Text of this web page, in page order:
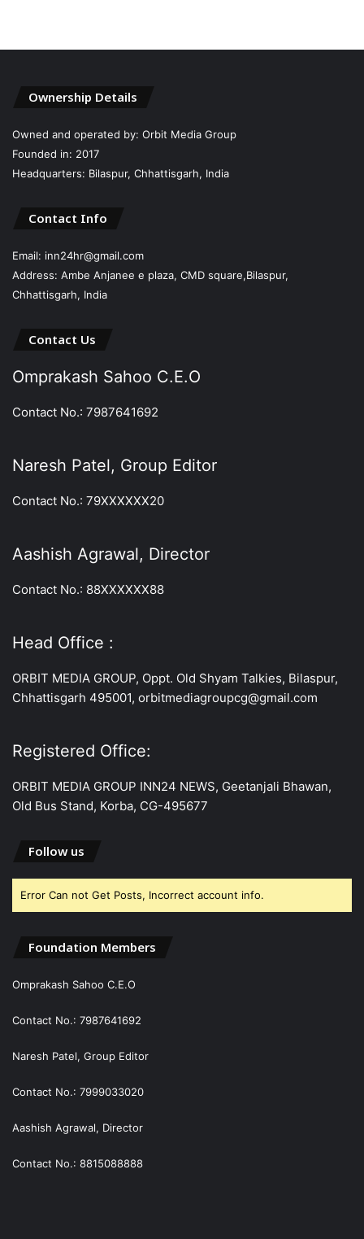
Ownership Details
Owned and operated by: Orbit Media Group
Founded in: 2017
Headquarters: Bilaspur, Chhattisgarh, India
Contact Info
Email: inn24hr@gmail.com
Address: Ambe Anjanee e plaza, CMD square,Bilaspur,
Chhattisgarh, India
Contact Us
Omprakash Sahoo C.E.O
Contact No.: 7987641692
Naresh Patel, Group Editor
Contact No.: 79XXXXXX20
Aashish Agrawal, Director
Contact No.: 88XXXXXX88
Head Office :
ORBIT MEDIA GROUP, Oppt. Old Shyam Talkies, Bilaspur,
Chhattisgarh 495001, orbitmediagroupcg@gmail.com
Registered Office:
ORBIT MEDIA GROUP INN24 NEWS, Geetanjali Bhawan,
Old Bus Stand, Korba, CG-495677
Follow us
Error Can not Get Posts, Incorrect account info.
Foundation Members
Omprakash Sahoo C.E.O
Contact No.: 7987641692
Naresh Patel, Group Editor
Contact No.: 7999033020
Aashish Agrawal, Director
Contact No.: 8815088888